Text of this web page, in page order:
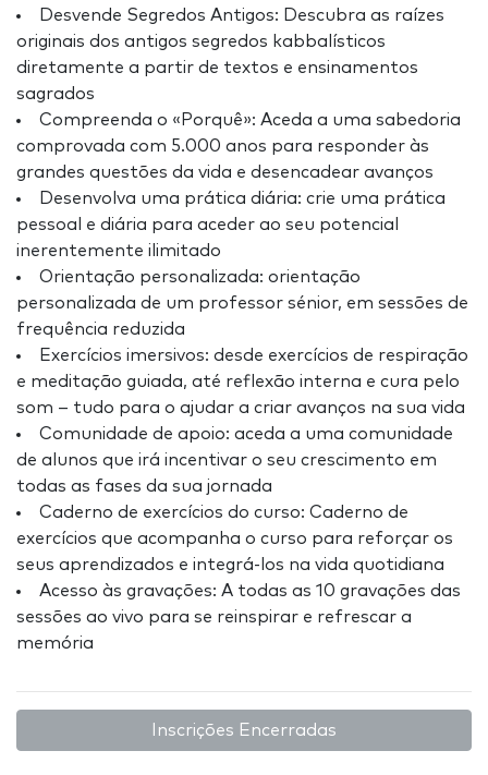
Desvende Segredos Antigos: Descubra as raízes
originais dos antigos segredos kabbalísticos
diretamente a partir de textos e ensinamentos
sagrados
Compreenda o «Porquê»: Aceda a uma sabedoria
comprovada com 5.000 anos para responder às
grandes questões da vida e desencadear avanços
Desenvolva uma prática diária: crie uma prática
pessoal e diária para aceder ao seu potencial
inerentemente ilimitado
Orientação personalizada: orientação
personalizada de um professor sénior, em sessões de
frequência reduzida
Exercícios imersivos: desde exercícios de respiração
e meditação guiada, até reflexão interna e cura pelo
som – tudo para o ajudar a criar avanços na sua vida
Comunidade de apoio: aceda a uma comunidade
de alunos que irá incentivar o seu crescimento em
todas as fases da sua jornada
Caderno de exercícios do curso: Caderno de
exercícios que acompanha o curso para reforçar os
seus aprendizados e integrá-los na vida quotidiana
Acesso às gravações: A todas as 10 gravações das
sessões ao vivo para se reinspirar e refrescar a
memória
Inscrições Encerradas